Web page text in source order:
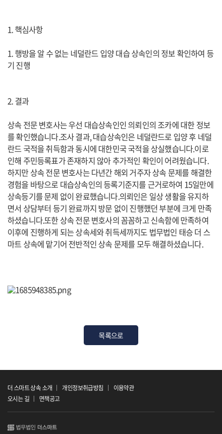
1. 핵심사항
1. 행방을 알 수 없는 네덜란드 입양 대습 상속인의 정보 확인하여 등
기 진행
2. 결과
상속 전문 변호사는 우선 대습상속인인 의뢰인의 조카에 대한 정보
를 확인했습니다.조사 결과, 대습상속인은 네덜란드로 입양 후 네덜
란드 국적을 취득함과 동시에 대한민국 국적을 상실했습니다.이로
인해 주민등록표가 존재하지 않아 추가적인 확인이 어려웠습니다.
하지만 상속 전문 변호사는 다년간 해외 거주자 상속 문제를 해결한
경험을 바탕으로 대습상속인의 등록기준지를 근거로하여 15일만에
상속등기를 문제 없이 완료했습니다.의뢰인은 일상 생활을 유지하
면서 상담부터 등기 완료까지 방문 없이 진행했던 부분에 크게 만족
하셨습니다.또한 상속 전문 변호사의 꼼꼼하고 신속함에 만족하여
이후에 진행하게 되는 상속세와 취득세까지도 법무법인 태승 더 스
마트 상속에 맡기어 전반적인 상속 문제를 모두 해결하셨습니다.
목록으로
더 스마트 상속 소개 개인정보취급방침
이용약관
오시는 길
면책공고